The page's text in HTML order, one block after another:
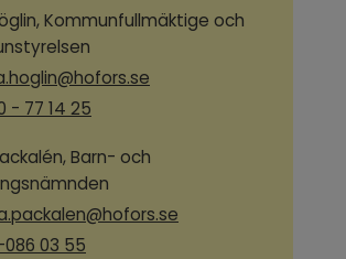
Kommunfullmäktige och
- 77 14 25
Barn- och
03 55